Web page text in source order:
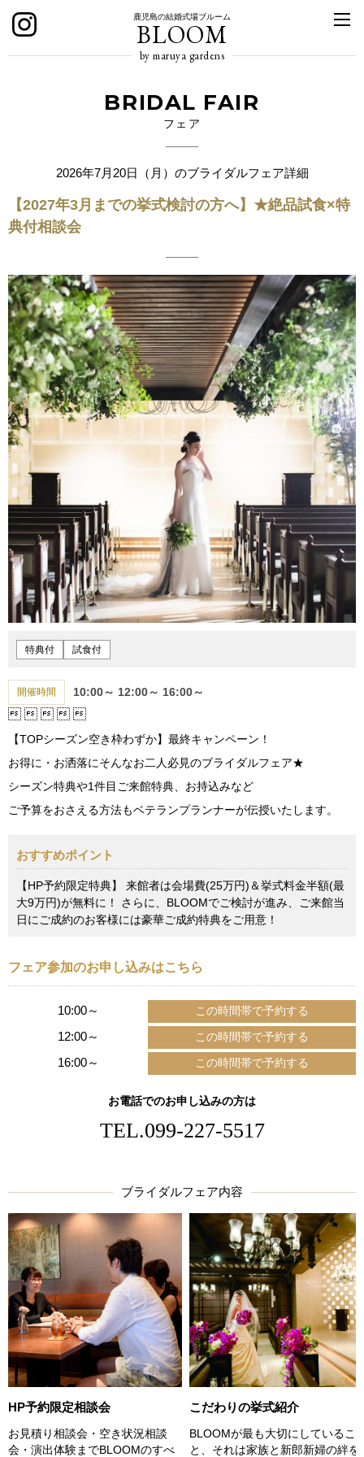
鹿児島の結婚式場ブルーム
BLOOM
by maruya gardens
BRIDAL FAIR
フェア
2026年7月20日（月）のブライダルフェア詳細
【2027年3月までの挙式検討の方へ】★絶品試食×特
典付相談会
特典付 試食付
開催時間 10:00～ 12:00～ 16:00～
【TOPシーズン空き枠わずか】最終キャンペーン！
お得に・お洒落にそんなお二人必見のブライダルフェア★
シーズン特典や1件目ご来館特典、お持込みなど
ご予算をおさえる方法もベテランプランナーが伝授いたします。
おすすめポイント
【HP予約限定特典】 来館者は会場費(25万円)＆挙式料金半額(最
大9万円)が無料に！ さらに、BLOOMでご検討が進み、ご来館当
日にご成約のお客様には豪華ご成約特典をご用意！
フェア参加のお申し込みはこちら
10:00～
12:00～
16:00～
お電話でのお申し込みの方は
TEL.099-227-5517
ブライダルフェア内容
HP予約限定相談会
お見積り相談会・空き状況相談
会・演出体験までBLOOMのすべ
こだわりの挙式紹介
BLOOMが最も大切にしているこ
と、それは家族と新郎新婦の絆を